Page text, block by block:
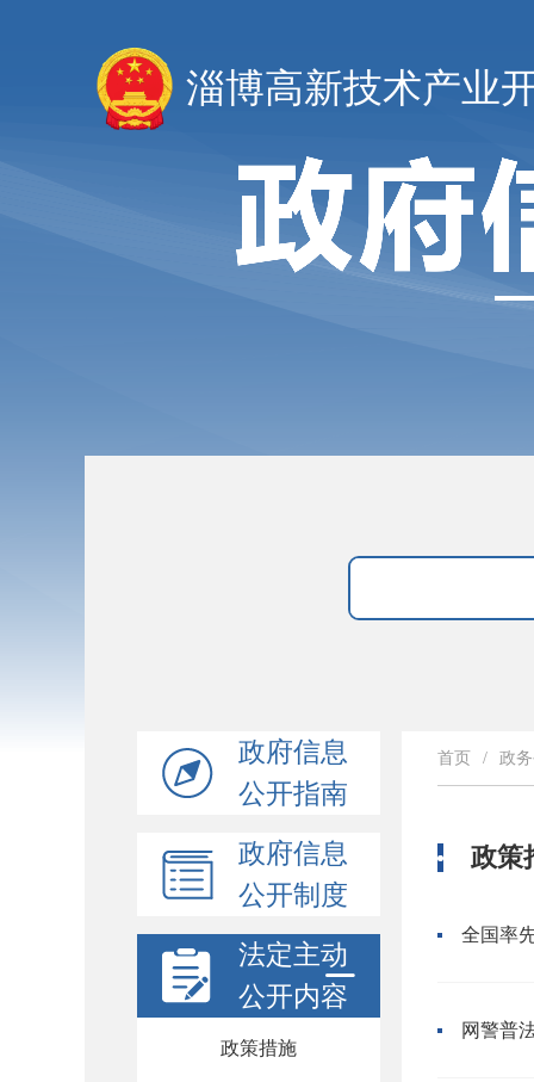
淄博高新技术产业
政府信息
公开指南
政府信息
公开制度
法定主动
公开内容
政策措施
首页 / 政
政策
网警普